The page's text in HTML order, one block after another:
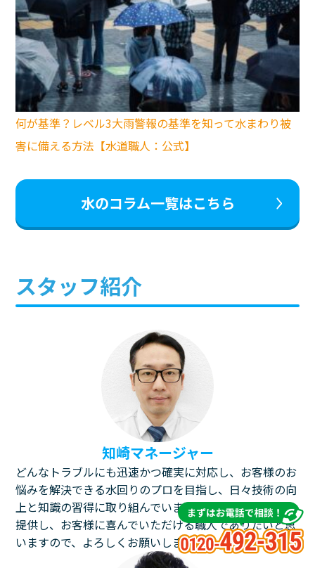
何が基準？レベル3大雨警報の基準を知って水まわり被
害に備える方法【水道職人：公式】
水のコラム一覧はこちら
スタッフ紹介
知崎マネージャー
どんなトラブルにも迅速かつ確実に対応し、お客様のお
悩みを解決できる水回りのプロを目指し、日々技術の向
上と知識の習得に取り組んでいます。最高のサービスを
提供し、お客様に喜んでいただける職人でありたいと思
いますので、よろしくお願いします！